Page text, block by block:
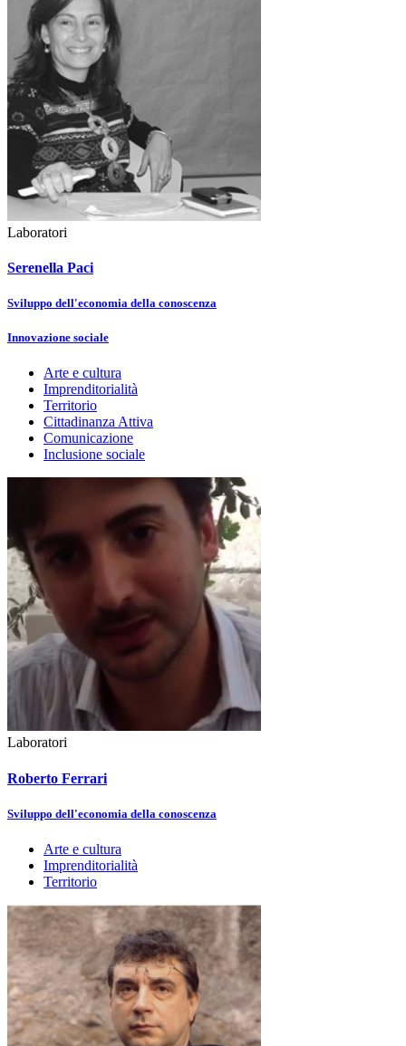
Laboratori
Serenella Paci
Sviluppo dell'economia della conoscenza
Innovazione sociale
Arte e cultura
Imprenditorialità
Territorio
Cittadinanza Attiva
Comunicazione
Inclusione sociale
Laboratori
Roberto Ferrari
Sviluppo dell'economia della conoscenza
Arte e cultura
Imprenditorialità
Territorio